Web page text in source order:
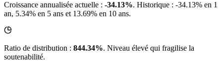
Croissance annualisée actuelle : -34.13%. Historique : -34.13% en 1
an, 5.34% en 5 ans et 13.69% en 10 ans.
Ratio de distribution : 844.34%. Niveau élevé qui fragilise la
soutenabilité.